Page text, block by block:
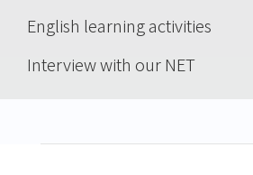
English learning activities
Interview with our NET